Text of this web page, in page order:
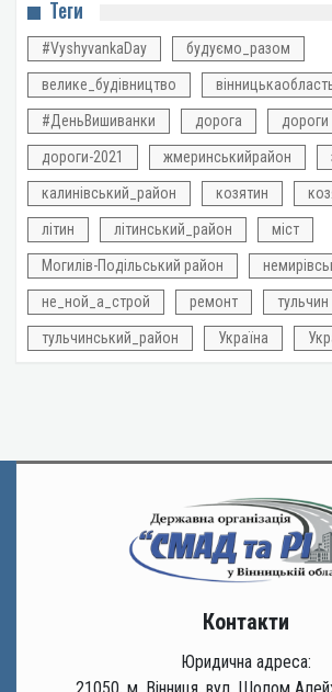
Теги
#VyshyvankaDay будуємо_разом
велике_будівництво
#ДеньВишиванки дорога дороги
дороги-2021 жмеринськийрайон
калинівський_район козятин
літин літинський_район міст
Могилів-Подільський район
не_ной_а_строй ремонт тульчин
тульчинський_район Україна
Контакти
Юридична адреса:
21050, м. Вінниця, вул. Шолом